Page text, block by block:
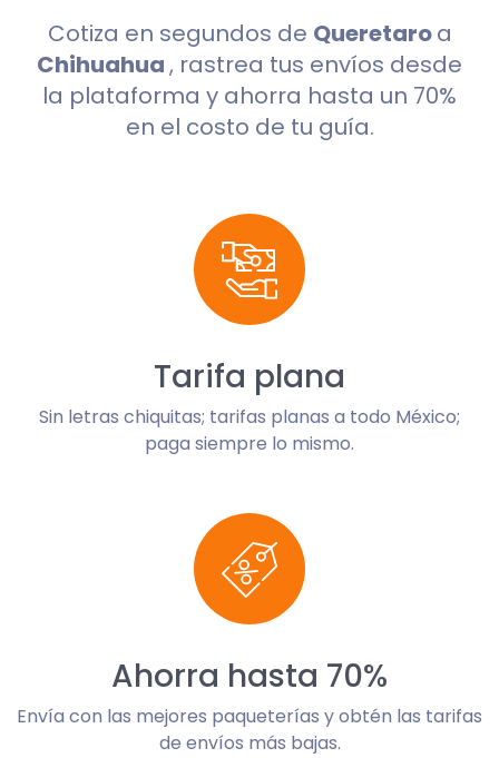
Cotiza en segundos de Queretaroa
Chihuahua, rastrea tus envíos desde
la plataforma y ahorra hasta un 70%
en el costo de tu guía.
Tarifa plana
Sin letras chiquitas; tarifas planas a todo México;
paga siempre lo mismo.
Ahorra hasta 70%
Envía con las mejores paqueterías y obtén las tarifas
de envíos más bajas.